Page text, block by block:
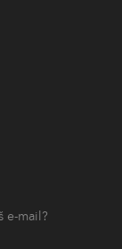
e-mail?